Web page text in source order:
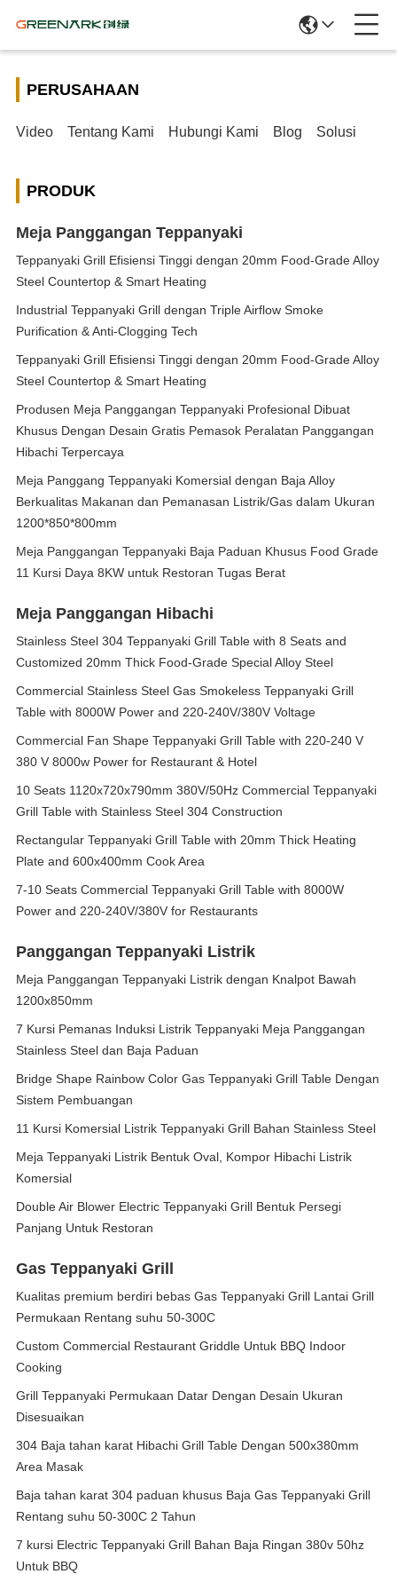
PERUSAHAAN
Video Tentang Kami Hubungi Kami Blog Solusi
PRODUK
Meja Panggangan Teppanyaki
Teppanyaki Grill Efisiensi Tinggi dengan 20mm Food-Grade Alloy
Steel Countertop & Smart Heating
Industrial Teppanyaki Grill dengan Triple Airflow Smoke
Purification & Anti-Clogging Tech
Teppanyaki Grill Efisiensi Tinggi dengan 20mm Food-Grade Alloy
Steel Countertop & Smart Heating
Produsen Meja Panggangan Teppanyaki Profesional Dibuat
Khusus Dengan Desain Gratis Pemasok Peralatan Panggangan
Hibachi Terpercaya
Meja Panggang Teppanyaki Komersial dengan Baja Alloy
Berkualitas Makanan dan Pemanasan Listrik/Gas dalam Ukuran
1200*850*800mm
Meja Panggangan Teppanyaki Baja Paduan Khusus Food Grade
11 Kursi Daya 8KW untuk Restoran Tugas Berat
Meja Panggangan Hibachi
Stainless Steel 304 Teppanyaki Grill Table with 8 Seats and
Customized 20mm Thick Food-Grade Special Alloy Steel
Commercial Stainless Steel Gas Smokeless Teppanyaki Grill
Table with 8000W Power and 220-240V/380V Voltage
Commercial Fan Shape Teppanyaki Grill Table with 220-240 V
380 V 8000w Power for Restaurant & Hotel
10 Seats 1120x720x790mm 380V/50Hz Commercial Teppanyaki
Grill Table with Stainless Steel 304 Construction
Rectangular Teppanyaki Grill Table with 20mm Thick Heating
Plate and 600x400mm Cook Area
7-10 Seats Commercial Teppanyaki Grill Table with 8000W
Power and 220-240V/380V for Restaurants
Panggangan Teppanyaki Listrik
Meja Panggangan Teppanyaki Listrik dengan Knalpot Bawah
1200x850mm
7 Kursi Pemanas Induksi Listrik Teppanyaki Meja Panggangan
Stainless Steel dan Baja Paduan
Bridge Shape Rainbow Color Gas Teppanyaki Grill Table Dengan
Sistem Pembuangan
11 Kursi Komersial Listrik Teppanyaki Grill Bahan Stainless Steel
Meja Teppanyaki Listrik Bentuk Oval, Kompor Hibachi Listrik
Komersial
Double Air Blower Electric Teppanyaki Grill Bentuk Persegi
Panjang Untuk Restoran
Gas Teppanyaki Grill
Kualitas premium berdiri bebas Gas Teppanyaki Grill Lantai Grill
Permukaan Rentang suhu 50-300C
Custom Commercial Restaurant Griddle Untuk BBQ Indoor
Cooking
Grill Teppanyaki Permukaan Datar Dengan Desain Ukuran
Disesuaikan
304 Baja tahan karat Hibachi Grill Table Dengan 500x380mm
Area Masak
Baja tahan karat 304 paduan khusus Baja Gas Teppanyaki Grill
Rentang suhu 50-300C 2 Tahun
7 kursi Electric Teppanyaki Grill Bahan Baja Ringan 380v 50hz
Untuk BBQ